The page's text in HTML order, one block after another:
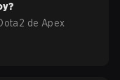
?
de Apex